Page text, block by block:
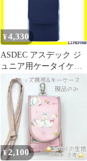
傷つけ防止 柔らかい手
触り 落下防止 耐衝撃
マモリーノ6 保護フィ
ルム 硬度9H 1
¥4,330
ASDEC アスデック ジ
ュニア用ケータイケー
ス キーケース付 スマー
トネイビー カラビナ付
き 子供 ランドセル ポ
ーチ ケース 学習かばん
小学生/SH-JC01NV
3274
¥2,100